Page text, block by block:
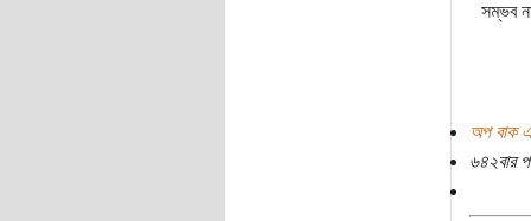
সম্ভব
অপ বাক
৬৪২বার